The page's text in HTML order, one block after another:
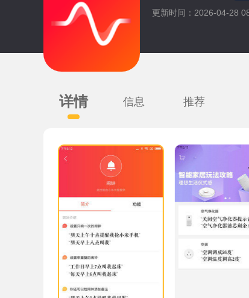
更新时间：2026-04-28
详情 信息 推荐